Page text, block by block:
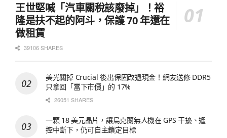
王世堅喊「汽車關稅該廢掉」！裕
隆是扶不起的阿斗，保護 70 年還在
做租賃
39106 SHARES
美光關掉 Crucial 後出保固改退現金！網友送修 DDR5
只拿回「當下市價」的 17%
26051 SHARES
一顆 18 美元晶片，讓烏克蘭無人機在 GPS 干擾、遙
控中斷下，仍可自主鎖定目標